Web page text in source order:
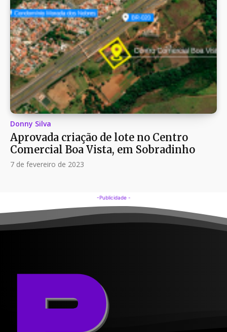
Donny Silva
Aprovada criação de lote no Centro
Comercial Boa Vista, em Sobradinho
7 de fevereiro de 2023
-Publicidade -